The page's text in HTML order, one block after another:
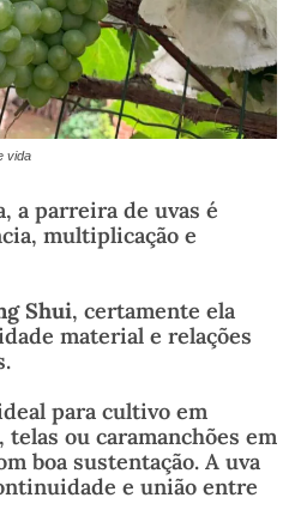
vida
a parreira de uvas é
multiplicação e
Shui, certamente ela
material e relações
para cultivo em
ou caramanchões em
boa sustentação. A uva
e união entre